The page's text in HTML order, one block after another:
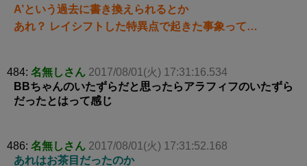
A’という過去に書き換えられるとか
あれ？ レイシフトした特異点で起きた事象って…
484: 名無しさん 2017/08/01(火) 17:31:16.534
BBちゃんのいたずらだと思ったらアラフィフのいたずら
だったとはって感じ
486: 名無しさん 2017/08/01(火) 17:31:52.168
あれはお茶目だったのか